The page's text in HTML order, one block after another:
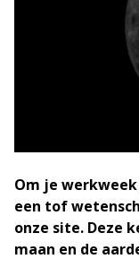
Om je
een tof
onze site. Deze
maan en de